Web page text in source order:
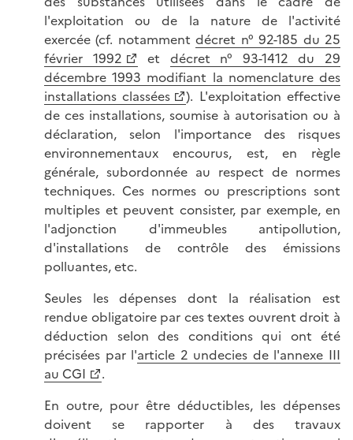
l'exploitation ou de la nature de l'activité
exercée (cf. notammentdécret n° 92-185 du 25
février 1992
et décret n° 93-1412 du 29
décembre 1993 modifiant la nomenclature des
installations classées
). L'exploitation effective
de ces installations, soumise à autorisation ou à
déclaration, selon l'importance des risques
environnementaux encourus, est, en règle
générale, subordonnée au respect de normes
techniques. Ces normes ou prescriptions sont
multiples et peuvent consister, par exemple, en
l'adjonction d'immeubles antipollution,
d'installations de contrôle des émissions
polluantes, etc.
Seules les dépenses dont la réalisation est
rendue obligatoire par ces textes ouvrent droit à
déduction selon des conditions qui ont été
précisées par l'article 2 undecies de l'annexe III
au CGI
.
En outre, pour être déductibles, les dépenses
doivent se rapporter à des travaux